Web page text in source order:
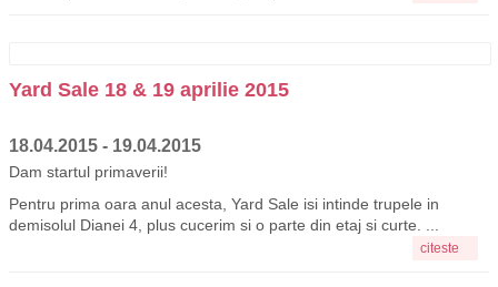
Yard Sale 18 & 19 aprilie 2015
18.04.2015 - 19.04.2015
Dam startul primaverii!
Pentru prima oara anul acesta, Yard Sale isi intinde trupele in
demisolul Dianei 4, plus cucerim si o parte din etaj si curte. ...
citeste